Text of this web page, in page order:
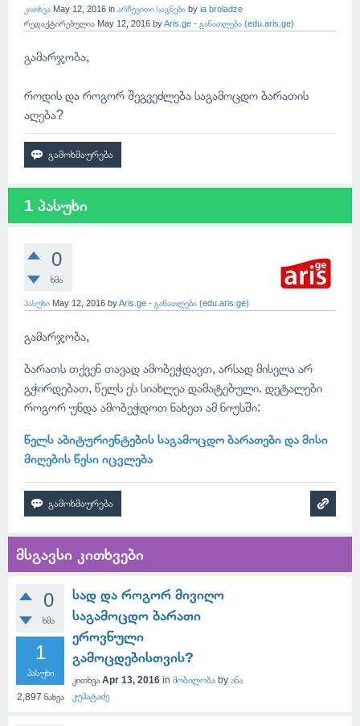
კითხვა May 12, 2016 in არჩევითი საგნები by ia broladze
რედაქტირებულია May 12, 2016 byAris.ge - განათლება (edu.aris.ge)
გამარჯობა,
როდის და როგორ შეგვეძლება საგამოცდო ბარათის
აღება?
1 პასუხი
0
ხმა
პასუხი May 12, 2016 byAris.ge - განათლება (edu.aris.ge)
გამარჯობა,
ბარათს თქვენ თავად ამობეჭდავთ, არსად მისვლა არ
გჭირდებათ, წელს ეს სიახლეა დამატებული. დეტალები
როგორ უნდა ამობეჭდოთ ნახეთ ამ ნიუსში:
წელს აბიტურიენტების საგამოცდო ბარათები და მისი
მიღების წესი იცვლება
მსგავსი კითხვები
0
ხმა
1
პასუხი
2,897 ნახვა
სად და როგორ მივიღო
საგამოცდო ბარათი
ეროვნული
გამოცდებისთვის?
კითხვა Apr 13, 2016 in მობილობა by ანა
კუპატაძე